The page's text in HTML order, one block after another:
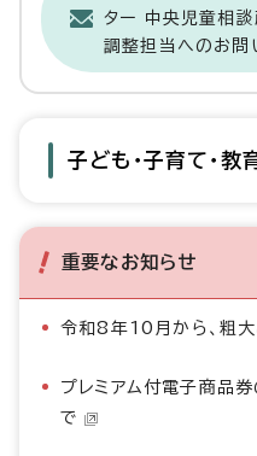
ター 中央児童相
調整担当へのお問
子ども・子育て・教
重要なお知らせ
令和8年10月から、粗
プレミアム付電子商品
で